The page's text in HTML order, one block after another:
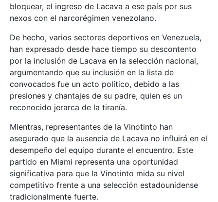
bloquear, el ingreso de Lacava a ese país por sus
nexos con el narcorégimen venezolano.
De hecho, varios sectores deportivos en Venezuela,
han expresado desde hace tiempo su descontento
por la inclusión de Lacava en la selección nacional,
argumentando que su inclusión en la lista de
convocados fue un acto político, debido a las
presiones y chantajes de su padre, quien es un
reconocido jerarca de la tiranía.
Mientras, representantes de la Vinotinto han
asegurado que la ausencia de Lacava no influirá en el
desempeño del equipo durante el encuentro. Este
partido en Miami representa una oportunidad
significativa para que la Vinotinto mida su nivel
competitivo frente a una selección estadounidense
tradicionalmente fuerte.